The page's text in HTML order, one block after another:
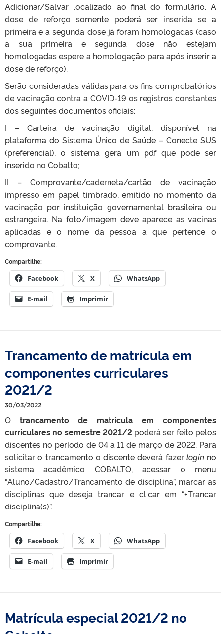
Adicionar/Salvar localizado ao final do formulário. A
dose de reforço somente poderá ser inserida se a
primeira e a segunda dose já foram homologadas (caso
a sua primeira e segunda dose não estejam
homologadas espere a homologação para após inserir a
dose de reforço).
Serão consideradas válidas para os fins comprobatórios
de vacinação contra a COVID-19 os registros constantes
dos seguintes documentos oficiais:
I – Carteira de vacinação digital, disponível na
plataforma do Sistema Único de Saúde – Conecte SUS
(preferencial), o sistema gera um pdf que pode ser
inserido no Cobalto;
II – Comprovante/caderneta/cartão de vacinação
impresso em papel timbrado, emitido no momento da
vacinação por instituição governamental brasileira ou
estrangeira. Na foto/imagem deve aparece as vacinas
aplicadas e o nome da pessoa a que pertence o
comprovante.
Compartilhe:
Facebook X WhatsApp
E-mail Imprimir
Trancamento de matrícula em
componentes curriculares
2021/2
30/03/2022
O trancamento de matrícula em componentes
curriculares no semestre 2021/2 poderá ser feito pelos
discentes no período de 04 a 11 de março de 2022. Para
solicitar o trancamento o discente deverá fazer loginno
sistema acadêmico COBALTO, acessar o menu
“Aluno/Cadastro/Trancamento de disciplina”, marcar as
disciplinas que deseja trancar e clicar em “+Trancar
disciplina(s)”.
Compartilhe:
Facebook X WhatsApp
E-mail Imprimir
Matrícula especial 2021/2 no